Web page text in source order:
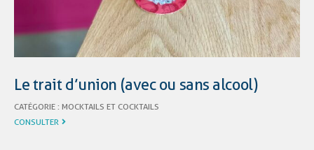
Le trait d’union (avec ou sans alcool)
CATÉGORIE :MOCKTAILS ET COCKTAILS
CONSULTER